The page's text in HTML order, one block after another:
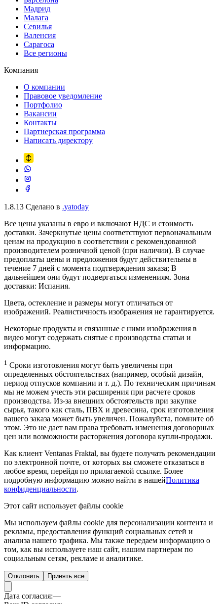
Мадрид
Малага
Севилья
Валенсия
Сарагоса
Все регионы
Компания
О компании
Правовое уведомление
Портфолио
Вакансии
Контакты
Партнерская программа
Написать директору
1.8.13 Сделано в .yatoday
Все цены указаны в евро и включают НДС и стоимость
доставки. Зачеркнутые цены соответствуют первоначальным
ценам на продукцию в соответствии с рекомендованной
производителем розничной ценой (при наличии). В случае
предоплаты цены и предложения будут действительны в
течение 7 дней с момента подтверждения заказа; В
дальнейшем они будут подвергаться изменениям. Зона
доставки: Испания.
Цвета, остекление и размеры могут отличаться от
изображений. Реалистичность изображения не гарантируется.
Некоторые продукты и связанные с ними изображения в
видео могут содержать снятые с производства статьи и
информацию.
1 Сроки изготовления могут быть увеличены при
определенных обстоятельствах (например, особый дизайн,
период отпусков компании и т. д.). По техническим причинам
мы не можем учесть эти расширения при расчете сроков
производства. Из-за внешних обстоятельств при закупке
сырья, такого как сталь, ПВХ и древесина, срок изготовления
вашего заказа может быть увеличен. Пожалуйста, помните об
этом. Это не дает вам права требовать изменения договорных
цен или возможности расторжения договора купли-продажи.
Как клиент Ventanas Fraktal, вы будете получать рекомендации
по электронной почте, от которых вы сможете отказаться в
любое время, перейдя по прилагаемой ссылке. Более
подробную информацию можно найти в нашейПолитика
конфиденциальности.
Этот сайт использует файлы cookie
Мы используем файлы cookie для персонализации контента и
рекламы, предоставления функций социальных сетей и
анализа нашего трафика. Мы также передаем информацию о
том, как вы используете наш сайт, нашим партнерам по
социальным сетям, рекламе и аналитике.
Отклонить Принять все
Дата согласия:—